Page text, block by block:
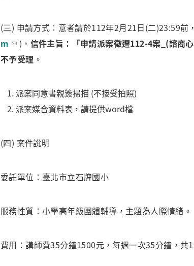
(三) 申請方式：意者請於112年2月21日(二)23:59
m
)， 信件主旨：「申請派案徵選112-4案_(諮商心
不予受理 。
派案同意書親簽掃描 (不接受拍照)
派案媒合資料表，請提供word檔
(四) 案件說明
委託單位：臺北市立石牌國小
服務性質：小學高年級團體輔導，主題為人際情緒。
費用：講師費35分鐘1500元，每週一次35分鐘，共